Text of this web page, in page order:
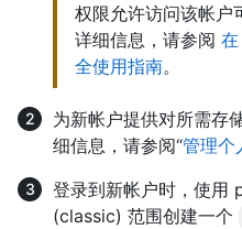
权限允许访问该帐户
详细信息，请参阅
全使用指南。
为新帐户提供对所需存
细信息，请参阅“管理个
登录到新帐户时，使
(classic) 范围创建一个